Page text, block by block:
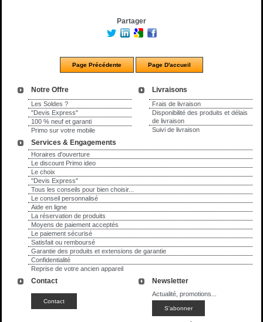
Notre Offre
Les Soldes ?
"Devis Express"
100 % neuf et garanti
Primo sur votre mobile
Livraisons
Frais de livraison
Disponibilité des produits et délais
de livraison
Suivi de livraison
Services & Engagements
Horaires d'ouverture
Le discount Primo ideo
Le choix
"Devis Express"
Tous les conseils pour bien choisir...
Le conseil personnalisé
Aide en ligne
La réservation de produits
Moyens de paiement acceptés
Le paiement sécurisé
Satisfait ou remboursé
Garantie des produits et extensions de garantie
Confidentialité
Reprise de votre ancien appareil
Contact Newsletter
Actualité, promotions...
Partager